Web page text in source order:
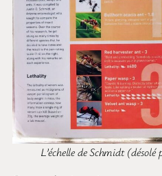
L’échelle de Schmidt